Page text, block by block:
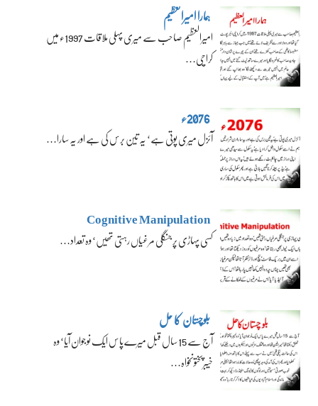
ہمارا امیرالعظیم
امیرالعظیم صاحب سے میری پہلی ملاقات 1997ء میں
کراچی…
2076ء
آئزل میری پوتی ہے‘ یہ تین برس کی ہے اور یہ سارا…
Cognitive Manipulation
کسی پہاڑی پر جنگلی مرغیاں رہتی تھیں‘ وہ تعداد…
بلوچستان کا حل
آج سے 15 سال قبل میرے پاس ایک نوجوان آیا‘ وہ
خیبرپختونخواہ…